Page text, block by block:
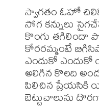
స్వాగతం ఓహో
సోగ కన్నులు
కొంగు తగిలిందా
కోరరమ్మంటే
ఎందుకో
అలిగిన కొలది
పిలిచిన ప్రేయసికి
బెట్టుచాలును